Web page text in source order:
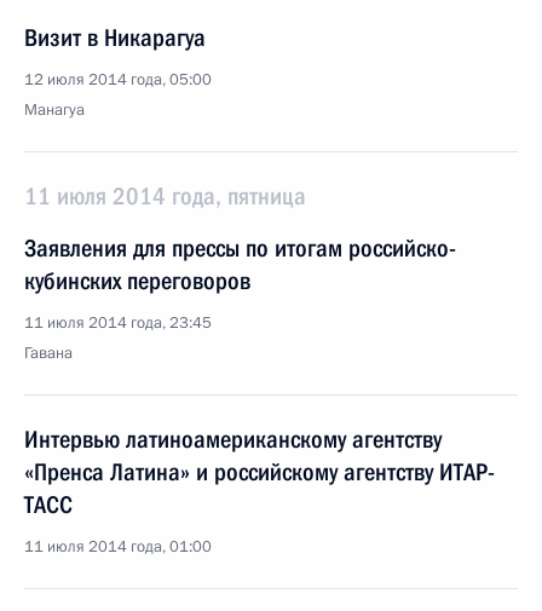
Визит в Никарагуа
12 июля 2014 года, 05:00
Манагуа
11 июля 2014 года, пятница
Заявления для прессы по итогам российско-
кубинских переговоров
11 июля 2014 года, 23:45
Гавана
Интервью латиноамериканскому агентству
«Пренса Латина» и российскому агентству ИТАР-
ТАСС
11 июля 2014 года, 01:00